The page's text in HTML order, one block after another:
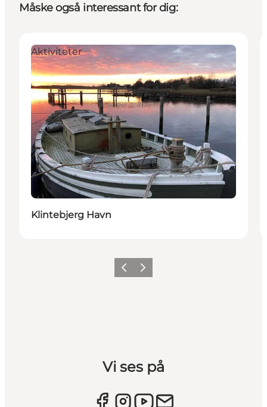
Måske også interessant for dig:
Aktiviteter
Klintebjerg Havn
Forrige billede
Næste billede
Vi ses på